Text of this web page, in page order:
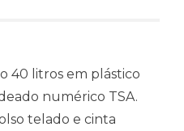
40 litros em plástico
numérico TSA.
telado e cinta